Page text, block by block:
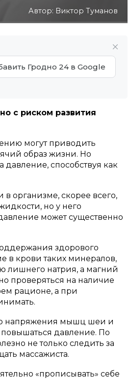
Автор: Виктор Туманов
Гродно 24 в Google
с риском развития
могут приводить
образ жизни. Но
способствуя как
организме, скорее всего,
но у него
может существенно
здорового
в крови таких минералов,
лишнего натрия, а магний
проверяться на наличие
рационе, а при
напряжения мышц шеи и
давление. По
не только следить за
массажиста.
«прописывать» себе